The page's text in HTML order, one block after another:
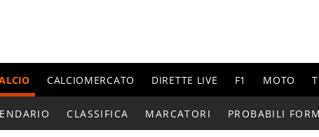
CALCIOMERCATO DIRETTE LIVE F1 MOTO
CLASSIFICA MARCATORI PROBABILI